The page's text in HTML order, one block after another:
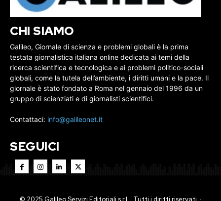
CHI SIAMO
Galileo, Giornale di scienza e problemi globali è la prima
testata giornalistica italiana online dedicata ai temi della
ricerca scientifica e tecnologica e ai problemi politico-sociali
globali, come la tutela dell’ambiente, i diritti umani e la pace. Il
giornale è stato fondato a Roma nel gennaio del 1996 da un
gruppo di scienziati e di giornalisti scientifici.
Contattaci: info@galileonet.it
SEGUICI